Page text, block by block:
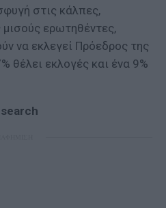
στις κάλπες,
ερωτηθέντες,
να εκλεγεί Πρόεδρος της
θέλει εκλογές και ένα 9%